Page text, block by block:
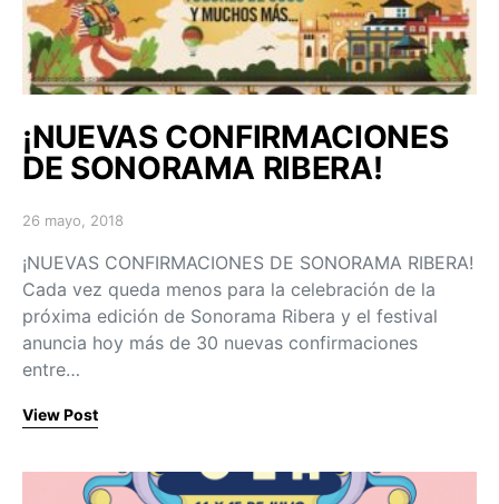
¡NUEVAS CONFIRMACIONES
DE SONORAMA RIBERA!
Posted on
26 mayo, 2018
¡NUEVAS CONFIRMACIONES DE SONORAMA RIBERA!
Cada vez queda menos para la celebración de la
próxima edición de Sonorama Ribera y el festival
anuncia hoy más de 30 nuevas confirmaciones
entre…
View Post